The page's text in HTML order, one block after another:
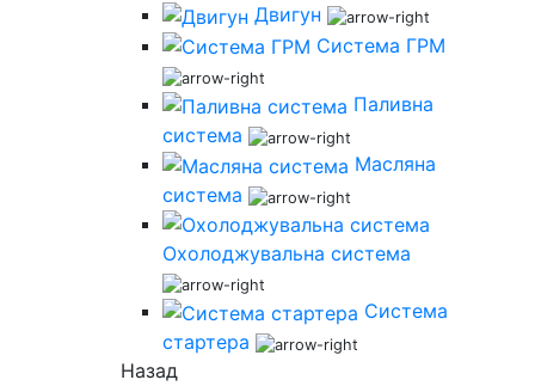
Двигун
Система ГРМ
Паливна
система
Масляна
система
Охолоджувальна система
Система
стартера
Назад